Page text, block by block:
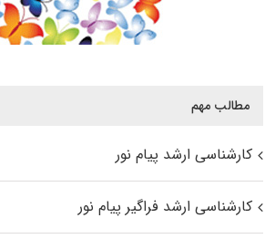
مطالب مهم
کارشناسی ارشد پیام نور
کارشناسی ارشد فراگیر پیام نور